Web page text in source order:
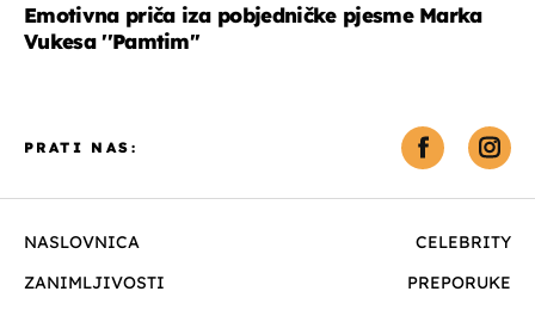
Emotivna priča iza pobjedničke pjesme Marka
Vukesa ''Pamtim''
NASLOVNICA
CELEBRITY
ZANIMLJIVOSTI
PREPORUKE
PRATI NAS: